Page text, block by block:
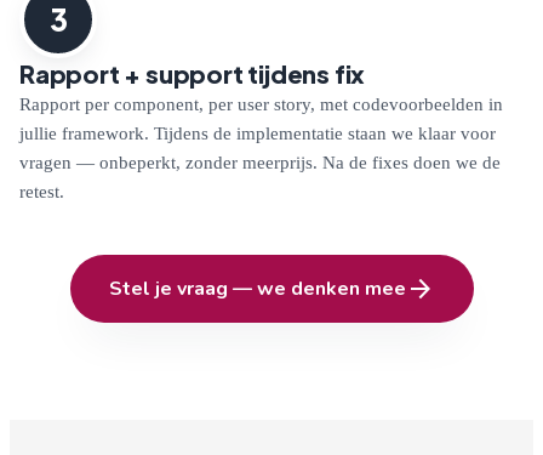
3
Rapport + support tijdens fix
Rapport per component, per user story, met codevoorbeelden in
jullie framework. Tijdens de implementatie staan we klaar voor
vragen — onbeperkt, zonder meerprijs. Na de fixes doen we de
retest.
Stel je vraag — we denken mee arrow_forward